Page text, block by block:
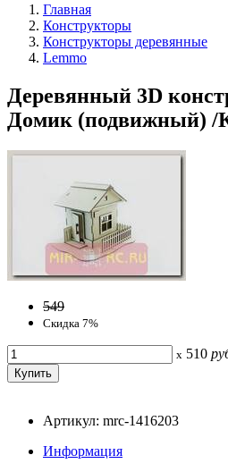
Главная
Конструкторы
Конструкторы деревянные
Lemmo
Деревянный 3D
Домик (подвижный) /
549
Скидка 7%
x 510
Артикул: mrc-1416203
Информация